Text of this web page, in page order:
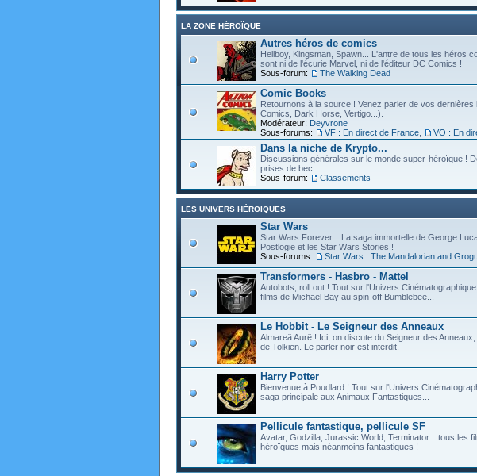
LA ZONE HÉROÏQUE
Autres héros de comics
Hellboy, Kingsman, Spawn... L'antre de tous les héros
sont ni de l'écurie Marvel, ni de l'éditeur DC Comics !
Sous-forum:
The Walking Dead
Comic Books
Retournons à la source ! Venez parler de vos
Comics, Dark Horse, Vertigo...).
Modérateur: Deyvrone
Sous-forums:
VF : En direct de France VO : En
Dans la niche de Krypto...
Discussions générales sur le monde super-héroïque !
prises de bec...
Sous-forum:
Classements
LES UNIVERS HÉROÏQUES
Star Wars
Star Wars Forever... La saga immortelle de George
Postlogie et les Star Wars Stories !
Sous-forums:
Star Wars : The Mandalorian and
Transformers - Hasbro - Mattel
Autobots, roll out ! Tout sur l'Univers
films de Michael Bay au spin-off Bumblebee...
Le Hobbit - Le Seigneur des Anneaux
Almareä Aurë ! Ici, on discute du Seigneur des
de Tolkien. Le parler noir est interdit.
Harry Potter
Bienvenue à Poudlard ! Tout sur l'Univers
saga principale aux Animaux Fantastiques...
Pellicule fantastique, pellicule SF
Avatar, Godzilla, Jurassic World, Terminator... tous les
héroïques mais néanmoins fantastiques !